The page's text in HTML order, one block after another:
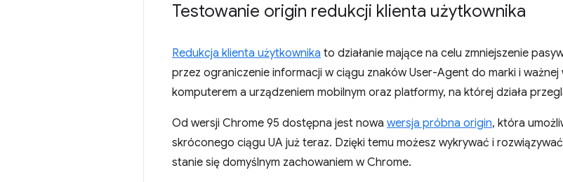
Testowanie origin redukcji klienta użytkownika
Redukcja klienta użytkownika to działanie mające na celu zmniejszenie
przez ograniczenie informacji w ciągu znaków User-Agent do marki i
komputerem a urządzeniem mobilnym oraz platformy, na której działa
Od wersji Chrome 95 dostępna jest nowa wersja próbna origin, która
skróconego ciągu UA już teraz. Dzięki temu możesz wykrywać i
stanie się domyślnym zachowaniem w Chrome.